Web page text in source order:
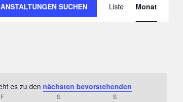
es zu den nächsten bevorstehenden
SUCHEN
Ansichten-
Liste Monat
FFREITAG SSAMSTAG SSONNTAG